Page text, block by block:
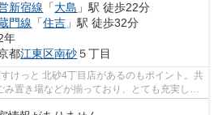
新宿線 「大島 」駅 徒歩22分
門線 「住吉 」駅 徒歩32分
年
都江東区南砂５丁目
けっと 北砂4丁目店があるのもポイント。共
み置き場などが揃っており、とても充実して